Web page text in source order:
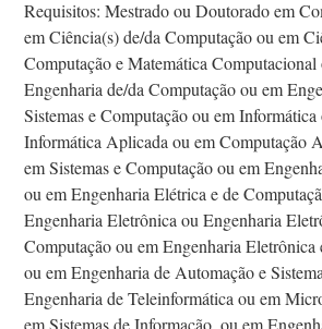
Requisitos: Mestrado ou Doutorado em
em Ciência(s) de/da Computação ou em
Computação e Matemática Computacional
Engenharia de/da Computação ou em
Sistemas e Computação ou em Informática
Informática Aplicada ou em Computação
em Sistemas e Computação ou em
ou em Engenharia Elétrica e de
Engenharia Eletrônica ou Engenharia
Computação ou em Engenharia Eletrônica
ou em Engenharia de Automação e
Engenharia de Teleinformática ou em
em Sistemas de Informação, ou em